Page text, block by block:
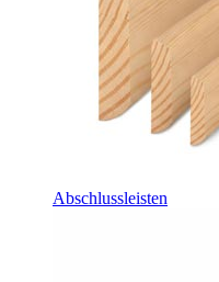
Abschlussleisten